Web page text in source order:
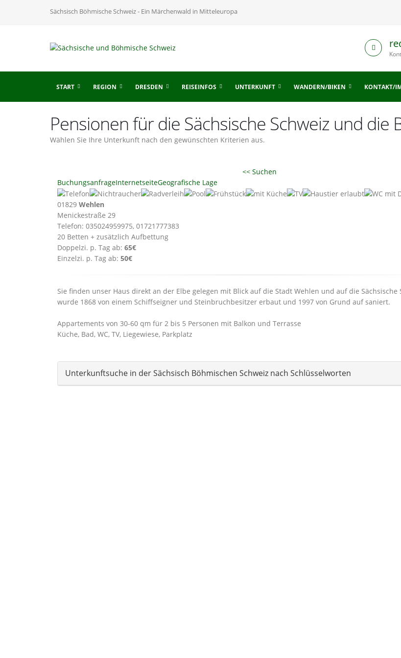
Sächsisch Böhmische Schweiz - Ein Märchenwald in Mitteleuropa
START REGION DRESDEN REISEINFOS UNTERKUNFT WANDERN/BIKEN KONTAKT/
Pensionen für die Sächsische Schweiz und die
Wählen Sie Ihre Unterkunft nach den gewünschten Kriterien aus.
<< Suchen
BuchungsanfrageInternetseiteGeografische Lage
01829 Wehlen
Menickestraße 29
Telefon: 035024959975, 01721777383
20 Betten + zusätzlich Aufbettung
Doppelzi. p. Tag ab: 65€
Einzelzi. p. Tag ab: 50€
Sie finden unser Haus direkt an der Elbe gelegen mit Blick auf die Stadt Wehlen und auf die Sächsische
wurde 1868 von einem Schiffseigner und Steinbruchbesitzer erbaut und 1997 von Grund auf saniert.
Appartements von 30-60 qm für 2 bis 5 Personen mit Balkon und Terrasse
Küche, Bad, WC, TV, Liegewiese, Parkplatz
Unterkunftsuche in der Sächsisch Böhmischen Schweiz nach Schlüsselworten